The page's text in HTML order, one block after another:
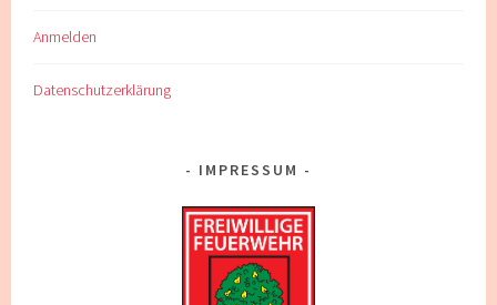
Anmelden
Datenschutzerklärung
IMPRESSUM